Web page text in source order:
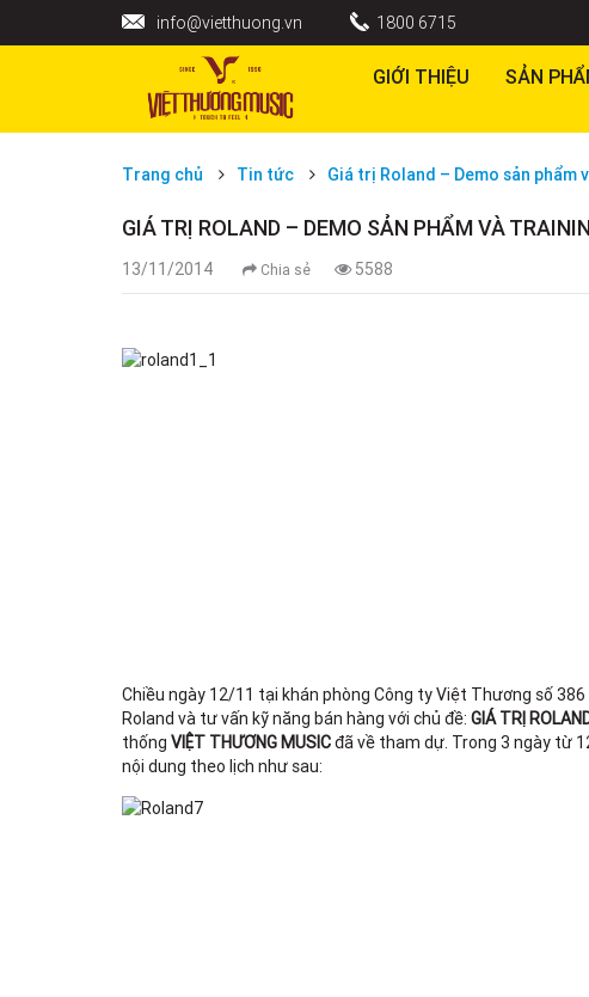
info@vietthuong.vn 1800 6715
GIỚI THIỆU SẢN
Trang chủ Tin tức Giá trị Roland – Demo sản phẩm
GIÁ TRỊ ROLAND – DEMO SẢN PHẨM VÀ
13/11/2014 Chia sẻ 5588
Chiều ngày 12/11 tại khán phòng Công ty Việt Thương số
Roland và tư vấn kỹ năng bán hàng với chủ đề: GIÁ TRỊ
thống VIỆT THƯƠNG MUSICđã về tham dự. Trong 3 ngày từ
nội dung theo lịch như sau: